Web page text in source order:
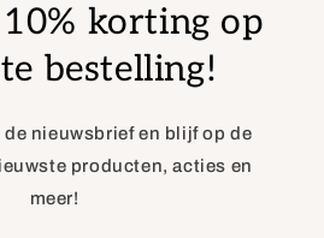
korting op
bestelling!
nieuwsbrief en blijf op de
producten, acties en
meer!